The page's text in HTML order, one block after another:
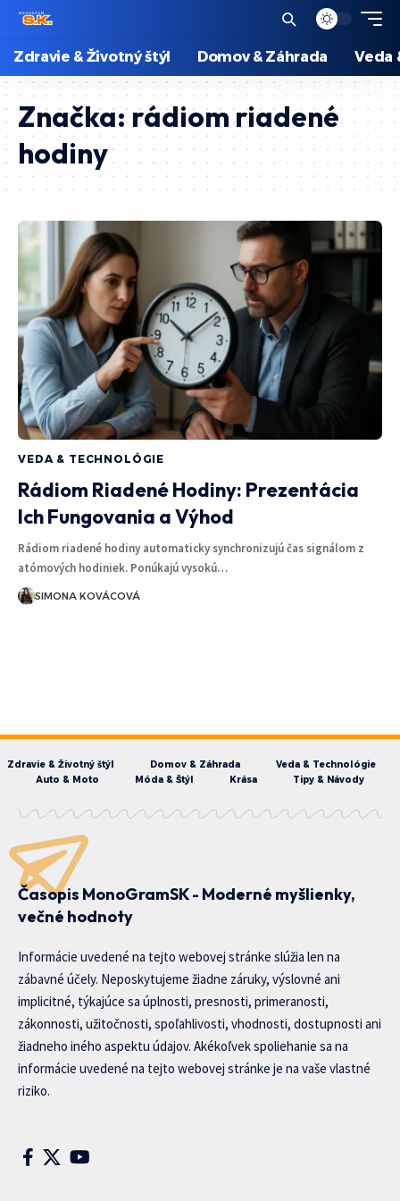
Zdravie & Životný štýl Domov & Záhrada Veda
Značka:rádiom riadené
hodiny
VEDA & TECHNOLÓGIE
Rádiom Riadené Hodiny: Prezentácia
Ich Fungovania a Výhod
Rádiom riadené hodiny automaticky synchronizujú čas signálom z
atómových hodiniek. Ponúkajú vysokú…
SIMONA KOVÁCOVÁ
Zdravie & Životný štýl Domov & Záhrada
Veda & Technológie
Auto & Moto
Móda & Štýl Krása Tipy & Návody
Časopis MonoGramSK - Moderné myšlienky,
večné hodnoty
Informácie uvedené na tejto webovej stránke slúžia len na
zábavné účely. Neposkytujeme žiadne záruky, výslovné ani
implicitné, týkajúce sa úplnosti, presnosti, primeranosti,
zákonnosti, užitočnosti, spoľahlivosti, vhodnosti, dostupnosti ani
žiadneho iného aspektu údajov. Akékoľvek spoliehanie sa na
informácie uvedené na tejto webovej stránke je na vaše vlastné
riziko.